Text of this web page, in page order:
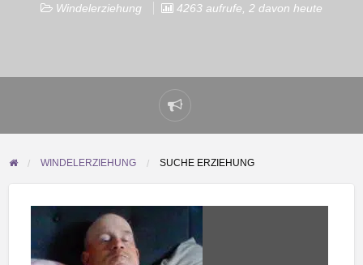
Windelerziehung 4263 aufrufe, 2 davon heute
Problem
melden
WINDELERZIEHUNG SUCHE ERZIEHUNG